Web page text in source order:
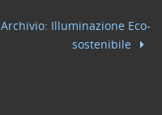
Archivio: Illuminazione Eco-
sostenibile